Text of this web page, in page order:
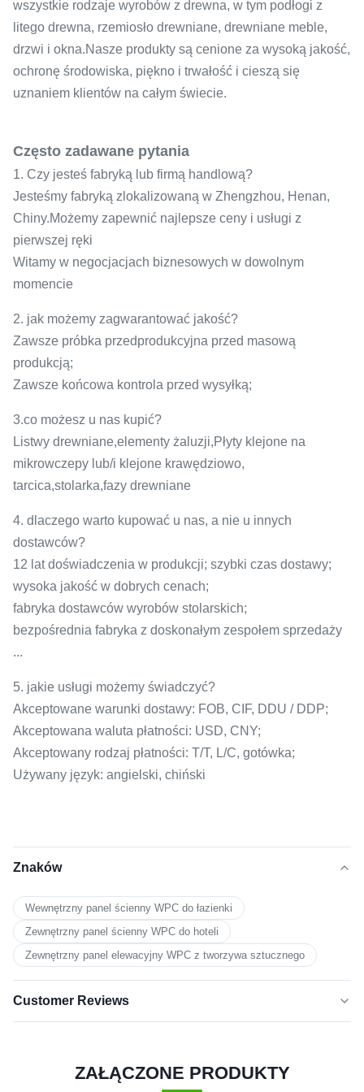
wszystkie rodzaje wyrobów z drewna, w tym podłogi z
litego drewna, rzemiosło drewniane, drewniane meble,
drzwi i okna.Nasze produkty są cenione za wysoką jakość,
ochronę środowiska, piękno i trwałość i cieszą się
uznaniem klientów na całym świecie.
Często zadawane pytania
1. Czy jesteś fabryką lub firmą handlową?
Jesteśmy fabryką zlokalizowaną w Zhengzhou, Henan,
Chiny.Możemy zapewnić najlepsze ceny i usługi z
pierwszej ręki
Witamy w negocjacjach biznesowych w dowolnym
momencie
2. jak możemy zagwarantować jakość?
Zawsze próbka przedprodukcyjna przed masową
produkcją;
Zawsze końcowa kontrola przed wysyłką;
3.co możesz u nas kupić?
Listwy drewniane,elementy żaluzji,Płyty klejone na
mikrowczepy lub/i klejone krawędziowo,
tarcica,stolarka,fazy drewniane
4. dlaczego warto kupować u nas, a nie u innych
dostawców?
12 lat doświadczenia w produkcji; szybki czas dostawy;
wysoka jakość w dobrych cenach;
fabryka dostawców wyrobów stolarskich;
bezpośrednia fabryka z doskonałym zespołem sprzedaży
...
5. jakie usługi możemy świadczyć?
Akceptowane warunki dostawy: FOB, CIF, DDU / DDP;
Akceptowana waluta płatności: USD, CNY;
Akceptowany rodzaj płatności: T/T, L/C, gotówka;
Używany język: angielski, chiński
Znaków
Wewnętrzny panel ścienny WPC do łazienki
Zewnętrzny panel ścienny WPC do hoteli
Zewnętrzny panel elewacyjny WPC z tworzywa sztucznego
Customer Reviews
ZAŁĄCZONE PRODUKTY